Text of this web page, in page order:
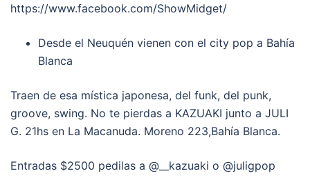
https://www.facebook.com/ShowMidget/
Desde el Neuquén vienen con el city pop a Bahía
Blanca
Traen de esa mística japonesa, del funk, del punk,
groove, swing. No te pierdas a KAZUAKI junto a JULI
G. 21hs en La Macanuda. Moreno 223,Bahía Blanca.
Entradas $2500 pedilas a @__kazuaki o @juligpop